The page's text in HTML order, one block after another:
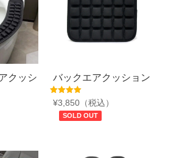
クッシ
バックエアクッション
5段階中
5.00
の評価
¥3,850 （税込）
SOLD OUT